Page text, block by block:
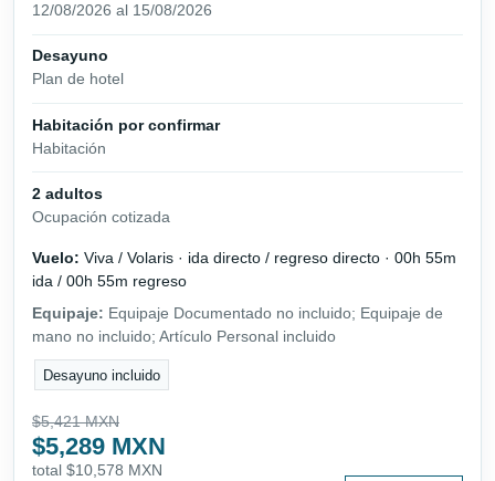
12/08/2026 al 15/08/2026
Desayuno
Plan de hotel
Habitación por confirmar
Habitación
2 adultos
Ocupación cotizada
Vuelo: Viva / Volaris · ida directo / regreso directo · 00h 55m
ida / 00h 55m regreso
Equipaje: Equipaje Documentado no incluido; Equipaje de
mano no incluido; Artículo Personal incluido
Desayuno incluido
$5,421 MXN
$5,289 MXN
total $10,578 MXN